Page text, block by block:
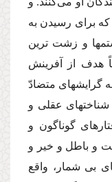
كه براى رسیدن به
و زشت ترین
هدف از آفرینش
گرایشهاى متضادّ
شناختهاى عقلى و
گوناگون و
و باطل و خیر و
بى شمار، واقع